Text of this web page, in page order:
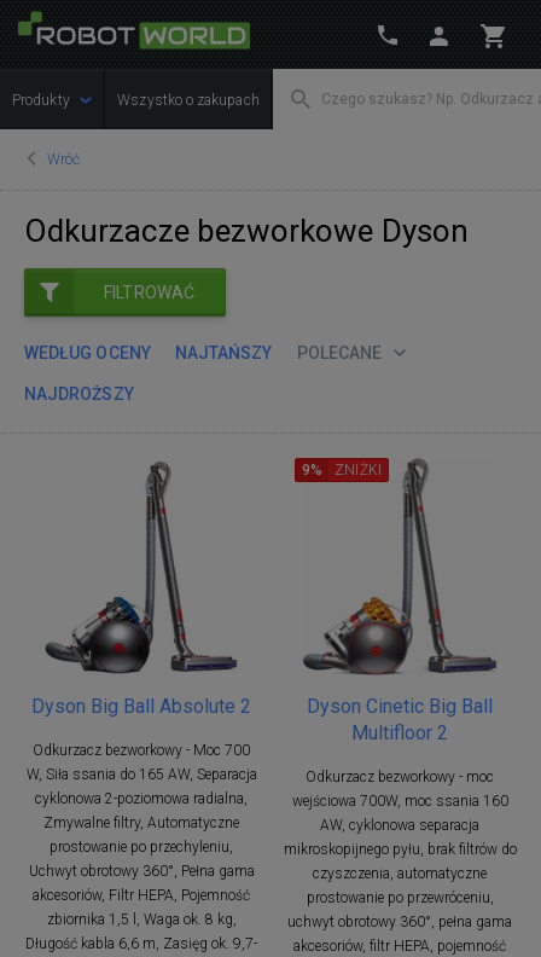
Produkty Wszystko o zakupach
Wróć
Odkurzacze bezworkowe Dyson
FILTROWAĆ
WEDŁUG OCENY NAJTAŃSZY POLECANE
NAJDROŻSZY
Dyson Big Ball Absolute 2
Odkurzacz bezworkowy - Moc 700
W, Siła ssania do 165 AW, Separacja
cyklonowa 2-poziomowa radialna,
Zmywalne filtry, Automatyczne
prostowanie po przechyleniu,
Uchwyt obrotowy 360°, Pełna gama
akcesoriów, Filtr HEPA, Pojemność
zbiornika 1,5 l, Waga ok. 8 kg,
Długość kabla 6,6 m, Zasięg ok. 9,7-
Dyson Cinetic Big Ball
Multifloor 2
Odkurzacz bezworkowy - moc
wejściowa 700W, moc ssania 160
AW, cyklonowa separacja
mikroskopijnego pyłu, brak filtrów do
czyszczenia, automatyczne
prostowanie po przewróceniu,
uchwyt obrotowy 360°, pełna gama
akcesoriów, filtr HEPA, pojemność
9% ZNIŻKI